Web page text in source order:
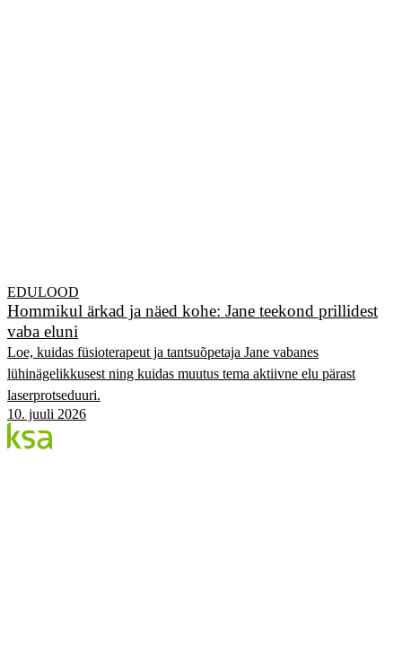
EDULOOD
Hommikul ärkad ja näed kohe: Jane teekond prillidest
vaba eluni
Loe, kuidas füsioterapeut ja tantsuõpetaja Jane vabanes
lühinägelikkusest ning kuidas muutus tema aktiivne elu pärast
laserprotseduuri.
10. juuli 2026